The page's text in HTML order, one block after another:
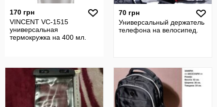
170 грн
VINCENT VC-1515
универсальная
термокружка на 400 мл.
70 грн
Универсальный держатель
телефона на велосипед.